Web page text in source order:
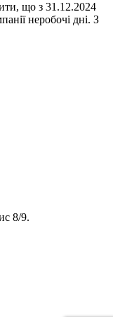
що з 31.12.2024
неробочі дні. З
8/9.